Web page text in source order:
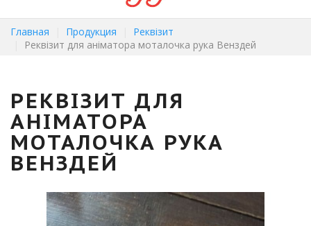
Главная Продукция
Реквізит
Реквізит для аніматора моталочка рука Венздей
РЕКВІЗИТ ДЛЯ
АНІМАТОРА
МОТАЛОЧКА РУКА
ВЕНЗДЕЙ